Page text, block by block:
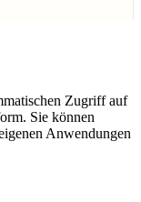
Zugriff auf
Sie können
Anwendungen